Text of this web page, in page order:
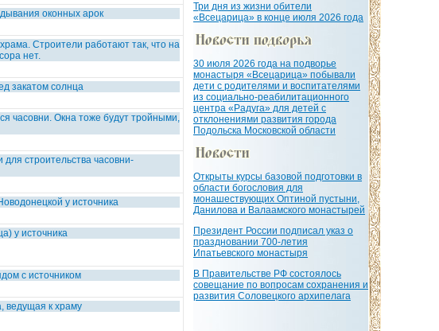
оконных арок
Строители работают так, что на
нет.
закатом солнца
часовни. Окна тоже будут тройными,
для строительства часовни-
у источника
у источника
с источником
ведущая к храму
Три дня из жизни обители
«Всецарица» в конце июля 2026 года
30 июля 2026 года на подворье
монастыря «Всецарица» побывали
дети с родителями и воспитателями
из социально-реабилитационного
центра «Радуга» для детей с
отклонениями развития города
Подольска Московской области
Открыты курсы базовой подготовки в
области богословия для
монашествующих Оптиной пустыни,
Данилова и Валаамского монастырей
Президент России подписал указ о
праздновании 700-летия
Ипатьевского монастыря
В Правительстве РФ состоялось
совещание по вопросам сохранения и
развития Соловецкого архипелага